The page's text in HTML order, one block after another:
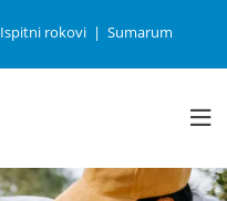
Ispitni rokovi Sumarum